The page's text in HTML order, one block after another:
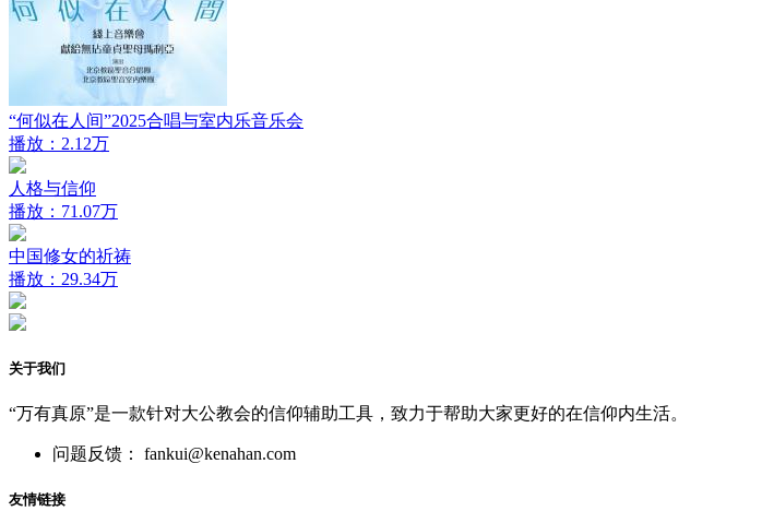
“何似在人间”2025合唱与室内乐音乐会
播放：2.12万
人格与信仰
播放：71.07万
中国修女的祈祷
播放：29.34万
关于我们
“万有真原”是一款针对大公教会的信仰辅助工具，致力于帮助大家更好的在信仰内生活。
问题反馈： fankui@kenahan.com
友情链接